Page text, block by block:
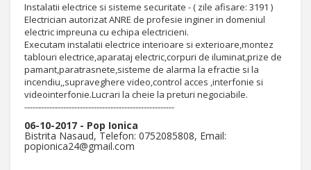
Instalatii electrice si sisteme securitate - ( zile afisare: 3191 )
Electrician autorizat ANRE de profesie inginer in domeniul
electric impreuna cu echipa electricieni.
Executam instalatii electrice interioare si exterioare,montez
tablouri electrice,aparataj electric,corpuri de iluminat,prize de
pamant,paratrasnete,sisteme de alarma la efractie si la
incendiu,,supraveghere video,control acces ,interfonie si
videointerfonie.Lucrari la cheie la preturi negociabile.
------------------------------------------------------
06-10-2017 - Pop Ionica
Bistrita Nasaud, Telefon: 0752085808, Email:
popionica24@gmail.com